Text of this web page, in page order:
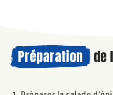
Préparation de